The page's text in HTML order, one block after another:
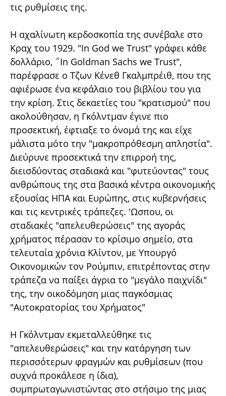
τις ρυθμίσεις της.
Η αχαλίνωτη κερδοσκοπία της συνέβαλε στο
Κραχ του 1929. "In God we Trust" γράφει κάθε
δολλάριο, ΅In Goldman Sachs we Trust",
παρέφρασε ο Τζων Κένεθ Γκαλμπρέιθ, που της
αφιέρωσε ένα κεφάλαιο του βιβλίου του για
την κρίση. Στις δεκαετίες του "κρατισμού" που
ακολούθησαν, η Γκόλντμαν έγινε πιο
προσεκτική, έφτιαξε το όνομά της και είχε
μάλιστα μότο την "μακροπρόθεσμη απληστία".
Διεύρυνε προσεκτικά την επιρροή της,
διεισδύοντας σταδιακά και "φυτεύοντας" τους
ανθρώπους της στα βασικά κέντρα οικονομικής
εξουσίας ΗΠΑ και Ευρώπης, στις κυβερνήσεις
και τις κεντρικές τράπεζες. 'Ωσπου, οι
σταδιακές "απελευθερώσεις" της αγοράς
χρήματος πέρασαν το κρίσιμο σημείο, στα
τελευταία χρόνια Κλίντον, με Υπουργό
Οικονομικών τον Ρούμπιν, επιτρέποντας στην
τράπεζα να παίξει άγρια το "μεγάλο παιχνίδι"
της, την οικοδόμηση μιας παγκόσμιας
"Αυτοκρατορίας του Χρήματος"
Η Γκόλντμαν εκμεταλλεύθηκε τις
"απελευθερώσεις" και την κατάργηση των
περισσότερων φραγμών και ρυθμίσεων (που
συχνά προκάλεσε η ίδια),
συμπρωταγωνιστώντας στο στήσιμο της μιας